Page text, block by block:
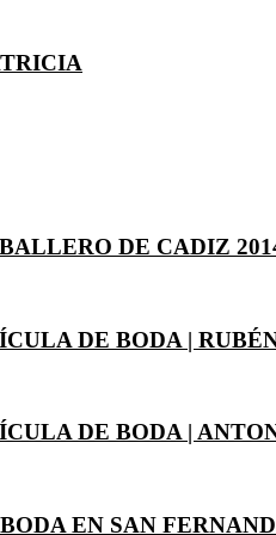
DE CADIZ
DE BODA |
DE BODA |
EN SAN